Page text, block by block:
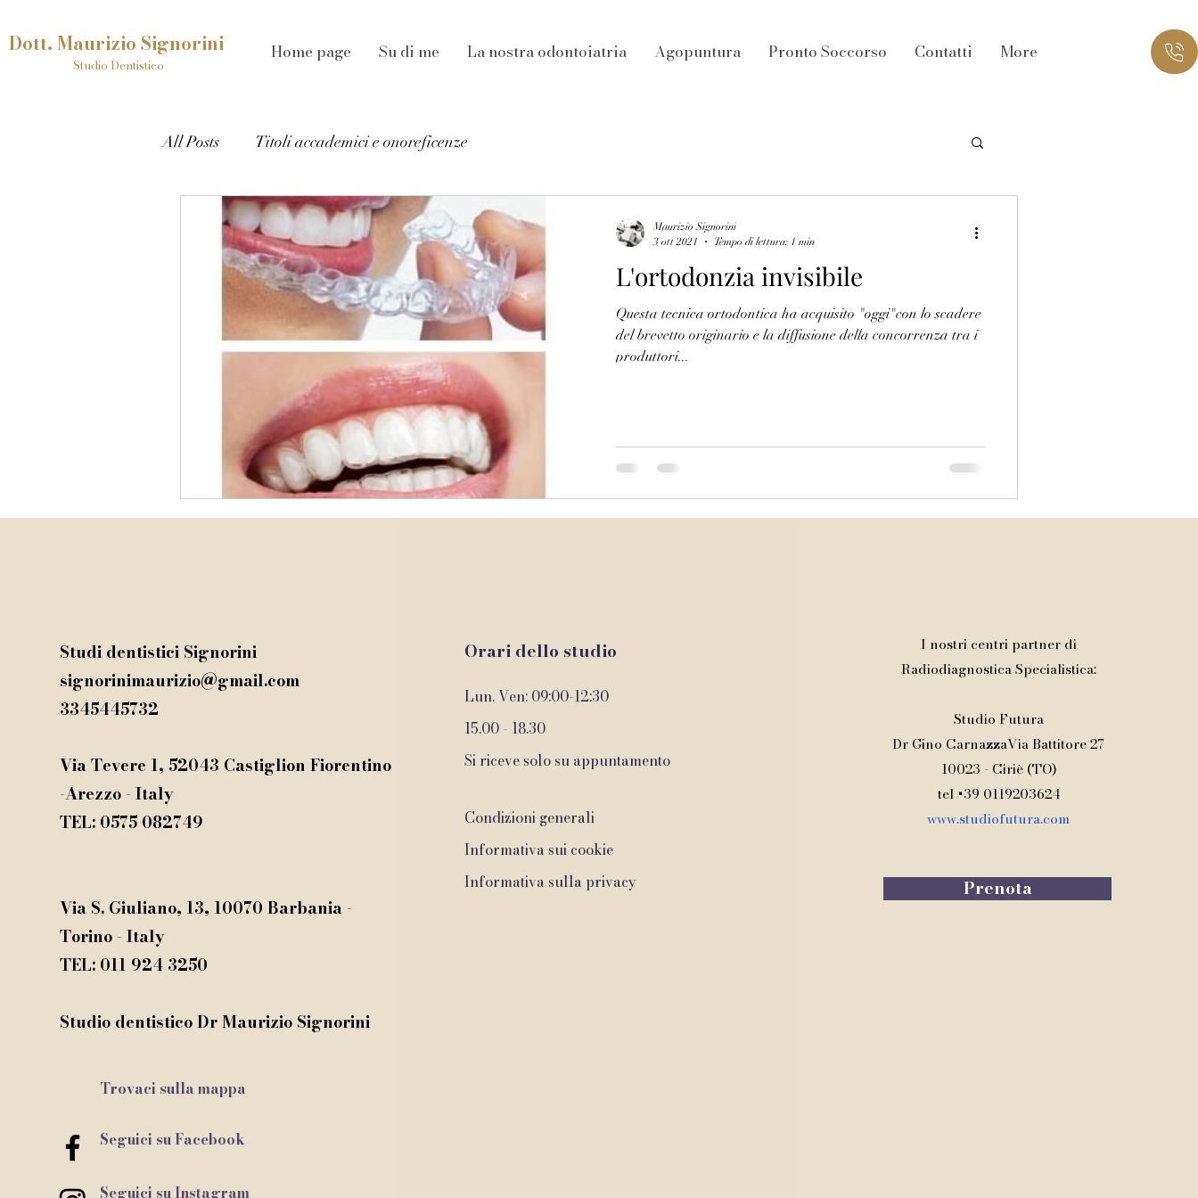
Dott. Maurizio Signorini
Studio Dentistico
Home page Su di me La nostra odontoiatria Agopuntura Pronto Soccorso Contatti More
All Posts Titoli accademici e onoreficenze
L'ortodonzia invisibile
Questa tecnica ortodontica ha acquisito "oggi"con lo scadere
del brevetto originario e la diffusione della concorrenza tra i
produttori...
Maurizio Signorini
3 ott 2021
Tempo di lettura: 1 min
©2020 di Dr. Maurizio Signorini medico odontoiatra. Creato con Wix.com
Studi dentistici Signorini
signorinimaurizio@gmail.com
3345445732
Via Tevere 1, 52043 Castiglion Fiorentino
-Arezzo - Italy
TEL: 0575 082749
Via S. Giuliano, 13, 10070 Barbania -
Torino - Italy
TEL: 011 924 3250
Studio dentistico Dr Maurizio Signorini​
Trovaci sulla mappa
Seguici su Facebook
Seguici su Instagram
Orari dello studio
Lun. Ven: 09:00-12:30
15.00 - 18.30
Si riceve solo su appuntamento
Condizioni generali
Informativa sui cookie
Informativa sulla privacy
I nostri centri partner di
Radiodiagnostica Specialistica:
Studio Futura
Dr Gino CarnazzaVia Battitore 27
10023 - Ciriè (TO)
tel +39 0119203624
www.studiofutura.com
Prenota